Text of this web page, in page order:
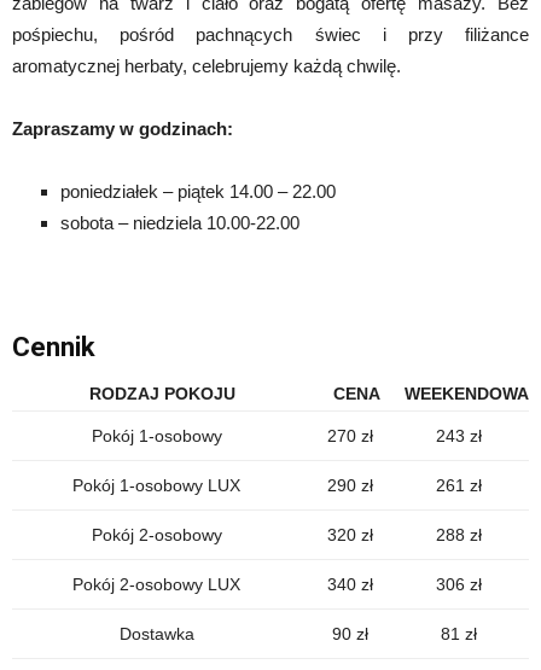
pośpiechu, pośród pachnących świec i przy filiżance
aromatycznej herbaty, celebrujemy każdą chwilę.
Zapraszamy w godzinach:
poniedziałek – piątek 14.00 – 22.00
sobota – niedziela 10.00-22.00
Cennik
RODZAJ POKOJU CENA WEEKENDOWA
Pokój 1-osobowy 270 zł 243 zł
Pokój 1-osobowy LUX 290 zł 261 zł
Pokój 2-osobowy 320 zł 288 zł
Pokój 2-osobowy LUX 340 zł 306 zł
Dostawka 90 zł 81 zł